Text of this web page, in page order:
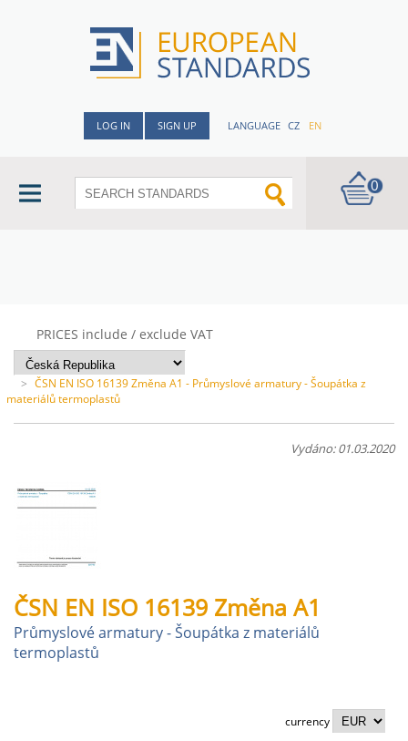
LOG IN SIGN UP LANGUAGE CZ EN
0
PRICES include / exclude VAT
> ČSN EN ISO 16139 Změna A1 - Průmyslové armatury - Šoupátka z
materiálů termoplastů
Vydáno: 01.03.2020
ČSN EN ISO 16139 Změna A1
Průmyslové armatury - Šoupátka z materiálů
termoplastů
currency